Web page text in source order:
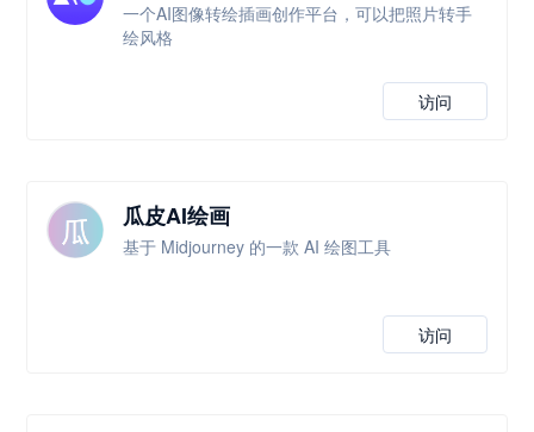
一个AI图像转绘插画创作平台，可以把照片转手
绘风格
访问
瓜皮AI绘画
基于 Midjourney 的一款 AI 绘图工具
访问